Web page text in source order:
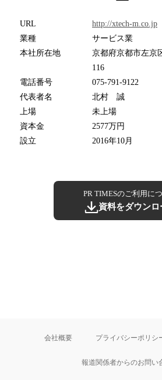
URL
http://xtech-m.co.jp
業種
サービス業
本社所在地
京都府京都市左京
116
電話番号
075-791-9122
代表者名
北村 誠
上場
未上場
資本金
2577万円
設立
2016年10月
PR TIMESのご利用に
資料をダウンロ
会社概要 プライバシーポリシ
報道関係者からのお問い